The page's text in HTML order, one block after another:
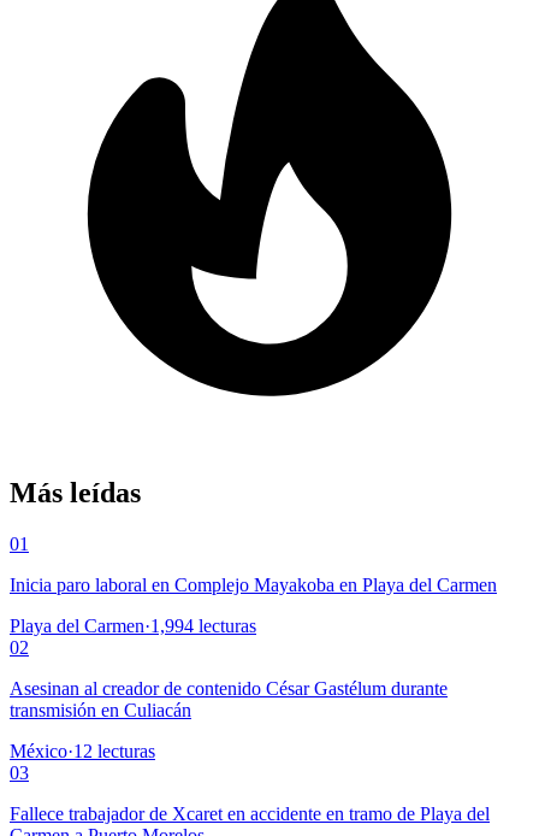
Más leídas
01
Inicia paro laboral en Complejo Mayakoba en Playa del Carmen
Playa del Carmen·1,994 lecturas
02
Asesinan al creador de contenido César Gastélum durante
transmisión en Culiacán
México·12 lecturas
03
Fallece trabajador de Xcaret en accidente en tramo de Playa del